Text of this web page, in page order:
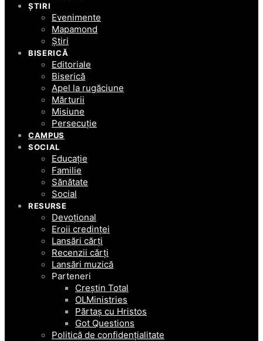
ȘTIRI
Evenimente
Mapamond
Știri
BISERICĂ
Editoriale
Biserică
Apel la rugăciune
Mărturii
Misiune
Persecuție
CAMPUS
SOCIAL
Educație
Familie
Sănătate
Social
RESURSE
Devoțional
Eroii credinței
Lansări cărți
Recenzii cărți
Lansări muzică
Parteneri
Creștin Total
OLMinistries
Părtaș cu Hristos
Got Questions
Politică de confidențialitate